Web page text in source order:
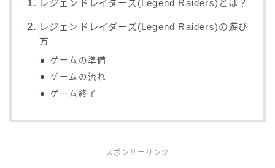
レジェンドレイダーズ(Legend Raiders)とは？
レジェンドレイダーズ(Legend Raiders)の遊び
方
ゲームの準備
ゲームの流れ
ゲーム終了
スポンサーリンク